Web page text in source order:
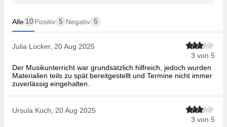
Alle 10 Positiv 5 Negativ 5
Julia Locker, 20 Aug 2025
3 von 5
Der Musikunterricht war grundsätzlich hilfreich, jedoch wurden
Materialien teils zu spät bereitgestellt und Termine nicht immer
zuverlässig eingehalten.
Ursula Koch, 20 Aug 2025
3 von 5